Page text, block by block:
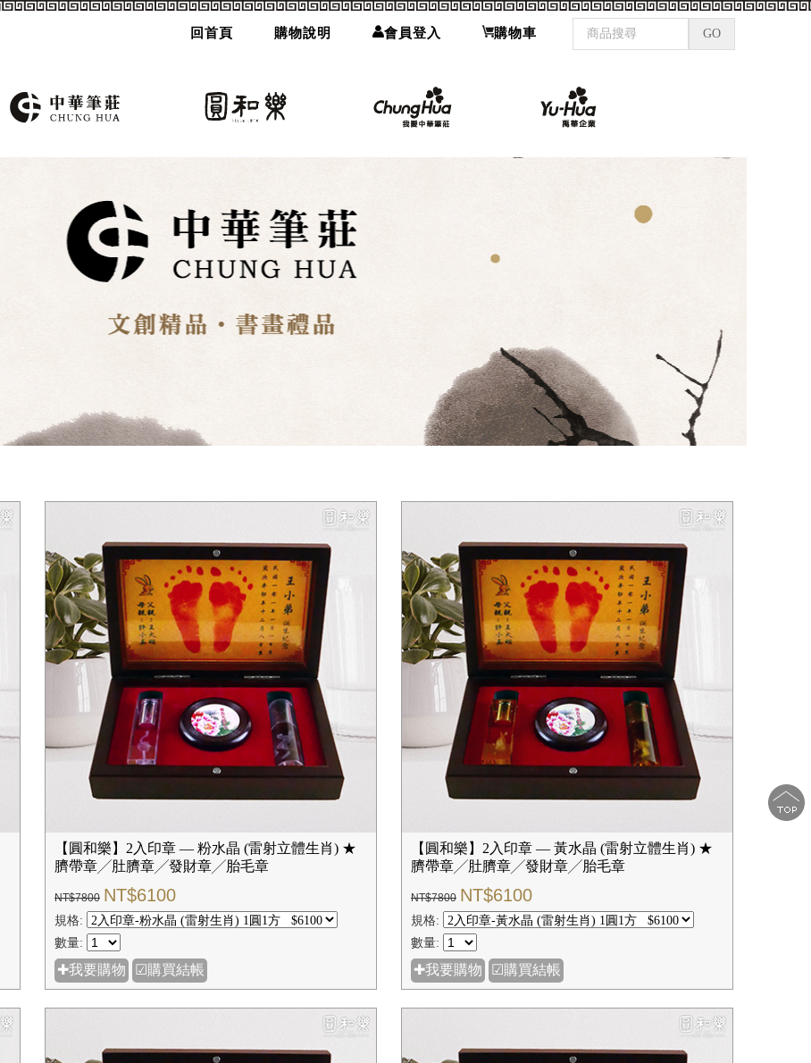
回首頁 購物說明 會員登入 購物車
【圓和樂】2入印章 — 粉水晶 (雷射立體生肖) ★
臍帶章╱肚臍章╱發財章╱胎毛章
NT$7800 NT$6100
規格:
數量:
✚我要購物 ☑購買結帳
【圓和樂】2入印章 — 黃水晶 (雷射立體生肖) ★
臍帶章╱肚臍章╱發財章╱胎毛章
NT$7800 NT$6100
規格:
數量:
✚我要購物 ☑購買結帳